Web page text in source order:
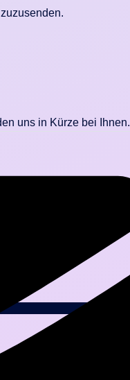
uns in Kürze bei Ihnen.